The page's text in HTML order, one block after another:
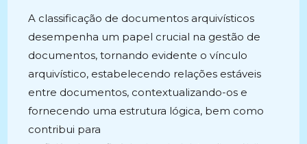
A classificação de documentos arquivísticos
desempenha um papel crucial na gestão de
documentos, tornando evidente o vínculo
arquivístico, estabelecendo relações estáveis
entre documentos, contextualizando-os e
fornecendo uma estrutura lógica, bem como
contribui para